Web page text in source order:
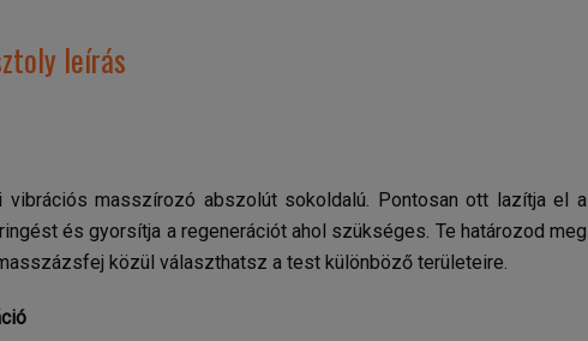
leírás
vibrációs masszírozó abszolút sokoldalú. Pontosan ott lazítja el a
és gyorsítja a regenerációt ahol szükséges. Te határozod meg
közül választhatsz a test különböző területeire.